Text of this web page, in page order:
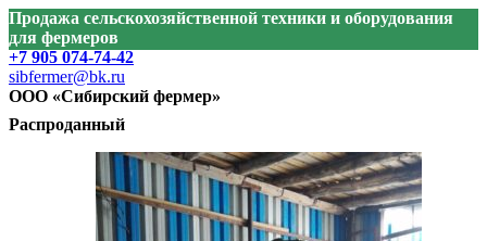
Продажа сельскохозяйственной техники и оборудования
для фермеров
+7 905 074-74-42
sibfermer@bk.ru
ООО «Сибирский фермер»
Распроданный